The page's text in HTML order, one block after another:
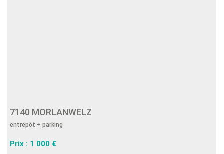
7140 MORLANWELZ
entrepôt + parking
Prix : 1 000 €